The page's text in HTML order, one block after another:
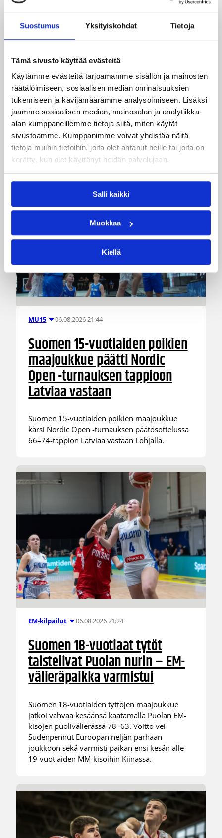
Suostumus Yksityiskohdat Tietoja
Tämä sivusto käyttää evästeitä
Käytämme evästeitä tarjoamamme sisällön ja mainosten
räätälöimiseen, sosiaalisen median ominaisuuksien
tukemiseen ja kävijämäärämme analysoimiseen. Lisäksi
jaamme sosiaalisen median, mainosalan ja analytiikka-
alan kumppaneillemme tietoja siitä, miten käytät
sivustoamme. Kumppanimme voivat yhdistää näitä
tietoja muihin tietoihin, joita olet antanut heille tai joita on
kerätty, kun olet käyttänyt heidän palvelujaan.
Salli kaikki
Muokkaa
Kiellä
Tukholmassa –
harvinaislaatuinen voitto
Liettuasta
Susiladies nappasi harvinaislaatuisen voiton
Liettuasta Tukholmassa pelatussa maaottelussa.
Susiladies voitti vakuuttavasti Liettuan 81-70
(48-36) Elina Aarnisalon 22 pisteen
johdattamana. Suomi pelaa Tukholmassa vielä
toisen ottelun, kun huomenna vastaan tulee
Ruotsi.
MU15 06.08.2026 21:44
Suomen 15-vuotiaiden poikien
maajoukkue päätti Nordic
Open -turnauksen tappioon
Latviaa vastaan
Suomen 15-vuotiaiden poikien maajoukkue
kärsi Nordic Open -turnauksen päätösottelussa
66–74-tappion Latviaa vastaan Lohjalla.
EM-kilpailut 06.08.2026 21:24
Suomen 18-vuotiaat tytöt
taistelivat Puolan nurin – EM-
välieräpaikka varmistui
Suomen 18-vuotiaiden tyttöjen maajoukkue
jatkoi vahvaa kesäänsä kaatamalla Puolan EM-
kisojen puolivälierässä 78–63. Voitto vei
Sudenpennut Euroopan neljän parhaan
joukkoon sekä varmisti paikan ensi kesän alle
19-vuotiaiden MM-kisoihin Kiinassa.